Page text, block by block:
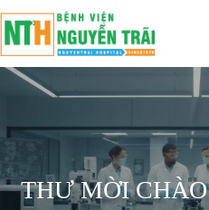
đến
phần
nội
dung
THƯ MỜI